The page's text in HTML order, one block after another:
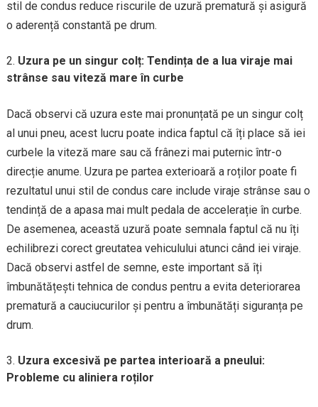
stil de condus reduce riscurile de uzură prematură și asigură
o aderență constantă pe drum.
Uzura pe un singur colț: Tendința de a lua viraje mai
strânse sau viteză mare în curbe
Dacă observi că uzura este mai pronunțată pe un singur colț
al unui pneu, acest lucru poate indica faptul că îți place să iei
curbele la viteză mare sau că frânezi mai puternic într-o
direcție anume. Uzura pe partea exterioară a roților poate fi
rezultatul unui stil de condus care include viraje strânse sau o
tendință de a apasa mai mult pedala de accelerație în curbe.
De asemenea, această uzură poate semnala faptul că nu îți
echilibrezi corect greutatea vehiculului atunci când iei viraje.
Dacă observi astfel de semne, este important să îți
îmbunătățești tehnica de condus pentru a evita deteriorarea
prematură a cauciucurilor și pentru a îmbunătăți siguranța pe
drum.
Uzura excesivă pe partea interioară a pneului:
Probleme cu aliniera roților